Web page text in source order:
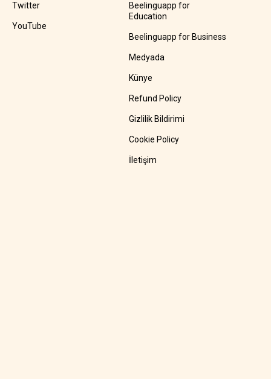
Twitter
YouTube
Beelinguapp for
Education
Beelinguapp for Business
Medyada
Künye
Refund Policy
Gizlilik Bildirimi
Cookie Policy
İletişim